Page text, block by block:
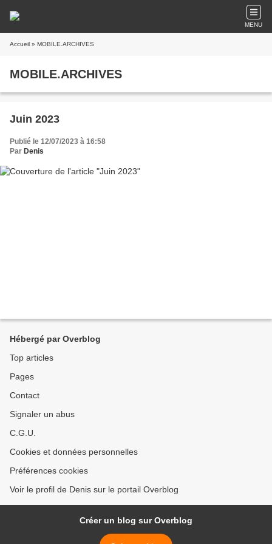
MENU
Accueil » MOBILE.ARCHIVES
MOBILE.ARCHIVES
Juin 2023
Publié le 12/07/2023 à 16:58
Par Denis
Hébergé par Overblog
Top articles
Pages
Contact
Signaler un abus
C.G.U.
Cookies et données personnelles
Préférences cookies
Voir le profil de Denis sur le portail Overblog
Créer un blog sur Overblog